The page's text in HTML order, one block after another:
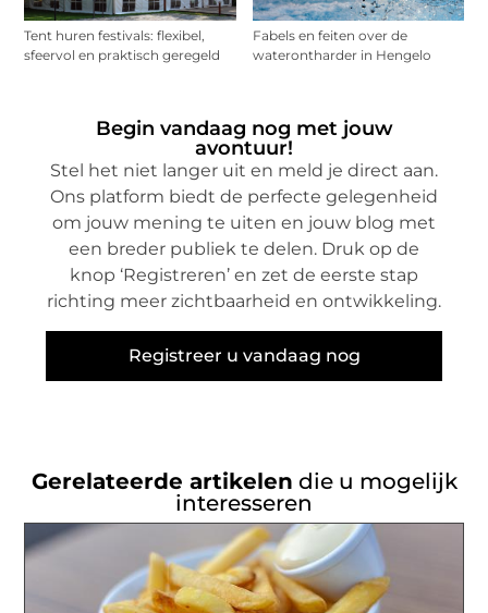
Tent huren festivals: flexibel,
sfeervol en praktisch geregeld
Fabels en feiten over de
waterontharder in Hengelo
Begin vandaag nog met jouw
avontuur!
Stel het niet langer uit en meld je direct aan.
Ons platform biedt de perfecte gelegenheid
om jouw mening te uiten en jouw blog met
een breder publiek te delen. Druk op de
knop ‘Registreren’ en zet de eerste stap
richting meer zichtbaarheid en ontwikkeling.
Registreer u vandaag nog
Gerelateerde artikelen die u mogelijk
interesseren